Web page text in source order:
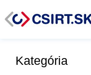
Kategória